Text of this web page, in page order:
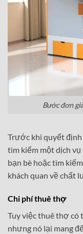
Bước đơn
Trước khi quyết
tìm kiếm một dịch
bạn bè hoặc tìm
khách quan về chất
Chi phí thuê thợ
Tuy việc thuê thợ có
nhưng nó lại mang